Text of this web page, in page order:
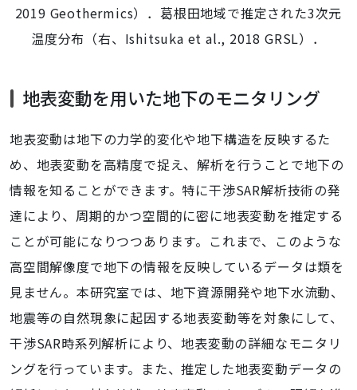
2019 Geothermics）．葛根田地域で推定された3次元
温度分布（右、Ishitsuka et al., 2018 GRSL）．
地表変動を用いた地下のモニタリング
地表変動は地下の力学的変化や地下構造を反映するた
め、地表変動を高精度で捉え、解析を行うことで地下の
情報を知ることができます。特に干渉SAR解析技術の発
達により、周期的かつ空間的に密に地表変動を推定する
ことが可能になりつつあります。これまで、このような
高空間解像度で地下の情報を反映しているデータは類を
見ません。本研究室では、地下資源開発や地下水流動、
地震等の自然現象に起因する地表変動等を対象にして、
干渉SAR時系列解析により、地表変動の詳細なモニタリ
ングを行っています。また、推定した地表変動データの